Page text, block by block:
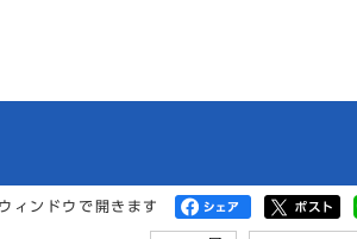
ィンドウで開きます